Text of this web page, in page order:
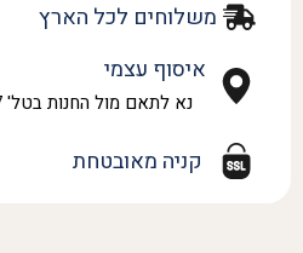
משלוחים לכל הארץ
איסוף עצמי
נא לתאם מול החנות בטל' 050-2877977
קניה מאובטחת